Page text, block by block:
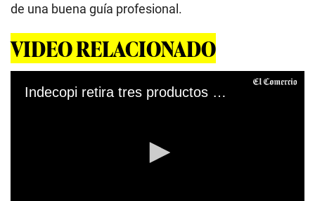
de una buena guía profesional.
VIDEO RELACIONADO
Indecopi retira tres productos del mercado: ¿Cuáles son y por qué se tomó esta decisión?